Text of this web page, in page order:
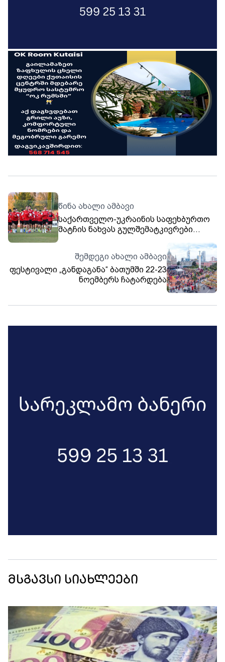
წინა ახალი ამბავი
საქართველო-უკრაინის საფეხბურთო
მატჩის ნახვას გულშემატკივრები
დამონტაჟებულ მონიტორზეც
შეძლებენ
შემდეგი ახალი ამბავი
ფესტივალი „განდაგანა“ ბათუმში 22-23
ნოემბერს ჩატარდება
მსგავსი სიახლეები